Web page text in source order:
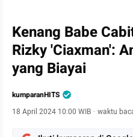
Kenang Babe
Rizky 'Ciaxman':
yang Biayai
kumparanHITS
18 April 2024 10:00 WIB · waktu